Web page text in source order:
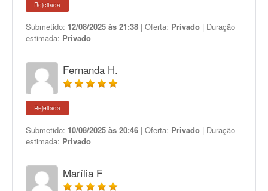
Rejeitada
Submetido: 12/08/2025 às 21:38 | Oferta: Privado | Duração
estimada: Privado
Fernanda H.
Rejeitada
Submetido: 10/08/2025 às 20:46 | Oferta: Privado | Duração
estimada: Privado
Marília F